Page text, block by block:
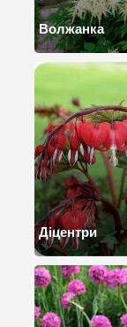
Волжанка
Діцентри